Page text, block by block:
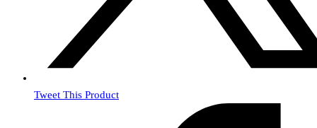
Tweet This Product